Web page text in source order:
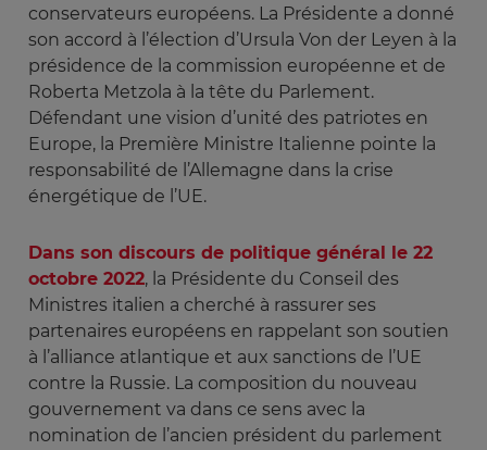
conservateurs européens. La Présidente a donné
son accord à l’élection d’Ursula Von der Leyen à la
présidence de la commission européenne et de
Roberta Metzola à la tête du Parlement.
Défendant une vision d’unité des patriotes en
Europe, la Première Ministre Italienne pointe la
responsabilité de l’Allemagne dans la crise
énergétique de l’UE.
Dans son discours de politique général le 22
octobre 2022, la Présidente du Conseil des
Ministres italien a cherché à rassurer ses
partenaires européens en rappelant son soutien
à l’alliance atlantique et aux sanctions de l’UE
contre la Russie. La composition du nouveau
gouvernement va dans ce sens avec la
nomination de l’ancien président du parlement